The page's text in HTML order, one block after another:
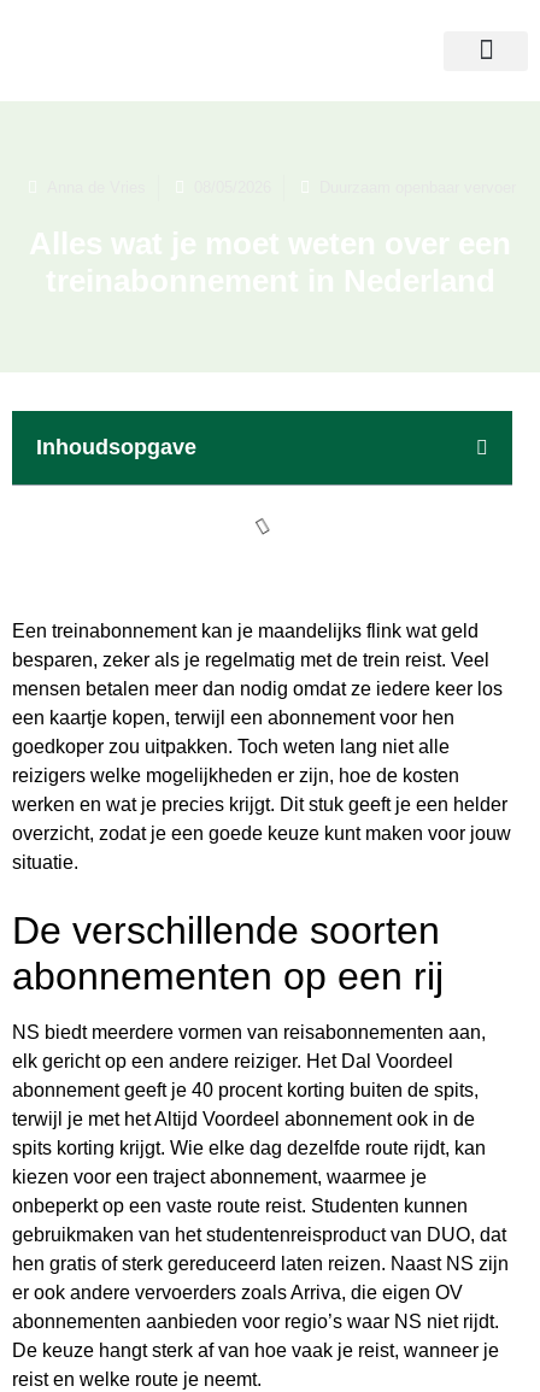
Inhoudsopgave
Een treinabonnement kan je maandelijks flink wat geld
besparen, zeker als je regelmatig met de trein reist. Veel
mensen betalen meer dan nodig omdat ze iedere keer los
een kaartje kopen, terwijl een abonnement voor hen
goedkoper zou uitpakken. Toch weten lang niet alle
reizigers welke mogelijkheden er zijn, hoe de kosten
werken en wat je precies krijgt. Dit stuk geeft je een helder
overzicht, zodat je een goede keuze kunt maken voor jouw
situatie.
De verschillende soorten
abonnementen op een rij
NS biedt meerdere vormen van reisabonnementen aan,
elk gericht op een andere reiziger. Het Dal Voordeel
abonnement geeft je 40 procent korting buiten de spits,
terwijl je met het Altijd Voordeel abonnement ook in de
spits korting krijgt. Wie elke dag dezelfde route rijdt, kan
kiezen voor een traject abonnement, waarmee je
onbeperkt op een vaste route reist. Studenten kunnen
gebruikmaken van het studentenreisproduct van DUO, dat
hen gratis of sterk gereduceerd laten reizen. Naast NS zijn
er ook andere vervoerders zoals Arriva, die eigen OV
abonnementen aanbieden voor regio’s waar NS niet rijdt.
De keuze hangt sterk af van hoe vaak je reist, wanneer je
reist en welke route je neemt.